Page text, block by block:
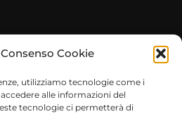
Cookie
utilizziamo tecnologie come i
alle informazioni del
tecnologie ci permetterà di